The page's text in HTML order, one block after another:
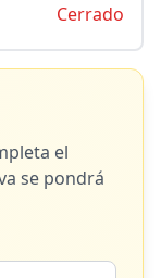
Cerrado
el
se pondrá